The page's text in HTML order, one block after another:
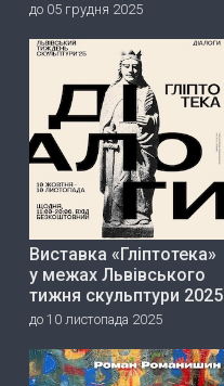
до 05 грудня 2025
Виставка «Гліптотека»
у межах Львівського
тижня скульптури 2025
до 10 листопада 2025